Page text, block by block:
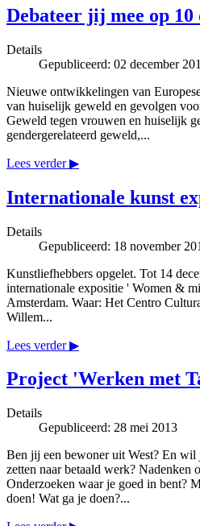
Debateer jij mee op 10
Details
Gepubliceerd: 02 december
Nieuwe ontwikkelingen van
van huiselijk geweld en gevolgen
Geweld tegen vrouwen en huiselijk
gendergerelateerd geweld,...
Lees verder ▶
Internationale kunst
Details
Gepubliceerd: 18 november
Kunstliefhebbers opgelet. Tot 14
internationale expositie ' Women &
Amsterdam. Waar: Het Centro
Willem...
Lees verder ▶
Project 'Werken met
Details
Gepubliceerd: 28 mei 2013
Ben jij een bewoner uit West? En wil
zetten naar betaald werk? Nadenken
Onderzoeken waar je goed in bent?
doen! Wat ga je doen?...